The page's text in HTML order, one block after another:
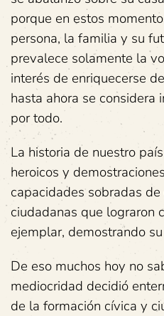
porque en estos
persona, la familia y su
prevalece solamente la
interés de enriquecerse
hasta ahora se considera
por todo.
La historia de nuestro
heroicos y
capacidades sobradas
ciudadanas que lograron
ejemplar, demostrando
De eso muchos hoy no
mediocridad decidió
de la formación cívica y